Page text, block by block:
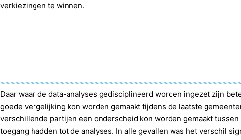
verkiezingen te winnen.
Daar waar de data-analyses gedisciplineerd worden ingezet zijn
goede vergelijking kon worden gemaakt tijdens de laatste
verschillende partijen een onderscheid kon worden gemaakt
toegang hadden tot de analyses. In alle gevallen was het verschil